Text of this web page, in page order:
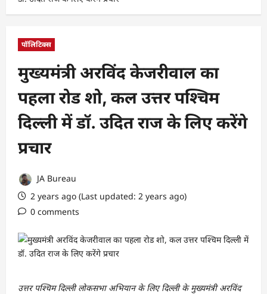
पॉलिटिक्स
मुख्यमंत्री अरविंद केजरीवाल का
पहला रोड शो, कल उत्तर पश्चिम
दिल्ली में डॉ. उदित राज के लिए करेंगे
प्रचार
JA Bureau
2 years ago (Last updated: 2 years ago)
0 comments
उत्तर पश्चिम दिल्ली लोकसभा अभियान के लिए दिल्ली के मुख्यमंत्री अरविंद